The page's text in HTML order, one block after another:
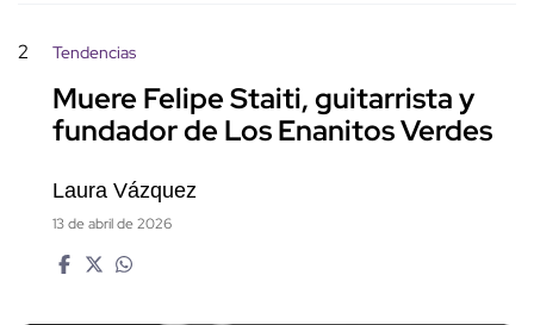
2 Tendencias
Muere Felipe Staiti, guitarrista y
fundador de Los Enanitos Verdes
Laura Vázquez
13 de abril de 2026